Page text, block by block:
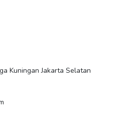
Kuningan Jakarta Selatan